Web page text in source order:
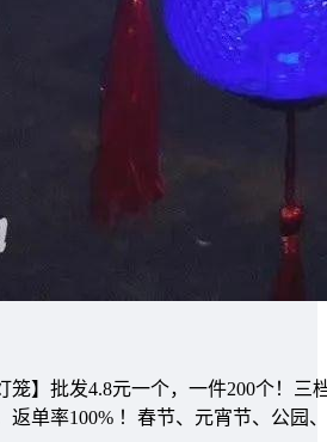
笼】批发4.8元一个，一件200个！
返单率100% ！春节、元宵节、公园